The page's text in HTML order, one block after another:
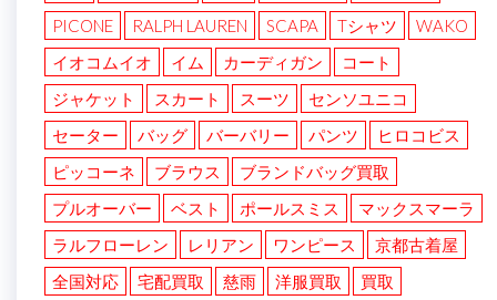
PICONE
RALPH LAUREN SCAPA Tシャツ
WAKO
イオコムイオ
イム カーディガン
コート
ジャケット
スカート スーツ
センソユニコ
セーター
バッグ バーバリー パンツ
ヒロコビス
ピッコーネ
ブラウス
ブランドバッグ買取
プルオーバー
ベスト ポールスミス
マックスマーラ
ラルフローレン
レリアン ワンピース
京都古着屋
全国対応
宅配買取 慈雨 洋服買取
買取